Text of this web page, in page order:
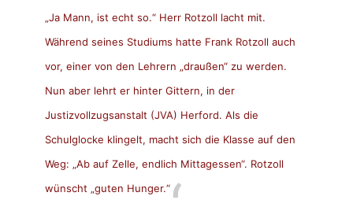
„Ja Mann, ist echt so.“ Herr Rotzoll lacht mit.
Während seines Studiums hatte Frank Rotzoll auch
vor, einer von den Lehrern „draußen“ zu werden.
Nun aber lehrt er hinter Gittern, in der
Justizvollzugsanstalt (JVA) Herford. Als die
Schulglocke klingelt, macht sich die Klasse auf den
Weg: „Ab auf Zelle, endlich Mittagessen“. Rotzoll
wünscht „guten Hunger.“